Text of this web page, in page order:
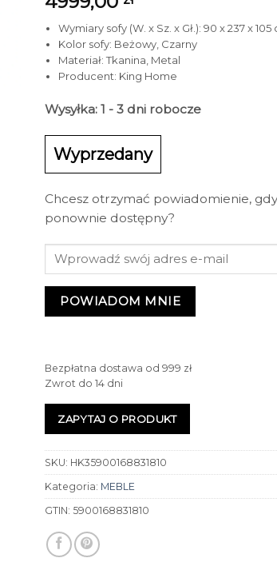
Wymiary sofy (W. x Sz. x Gł.): 90 x 237 x 105
Kolor sofy: Beżowy, Czarny
Materiał: Tkanina, Metal
Producent: King Home
Wysyłka: 1 - 3 dni robocze
Wyprzedany
Chcesz otrzymać powiadomienie,
ponownie dostępny?
POWIADOM MNIE
Bezpłatna dostawa od 999 zł
Zwrot do 14 dni
ZAPYTAJ O PRODUKT
SKU: HK35900168831810
Kategoria: MEBLE
GTIN: 5900168831810